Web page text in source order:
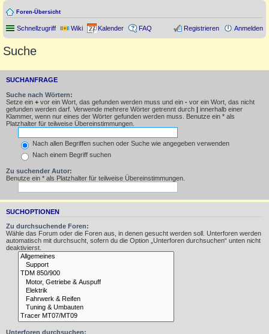
Foren-Übersicht
Schnellzugriff Wiki Kalender FAQ Anmelden
Registrieren
Suche
SUCHANFRAGE
Suche nach Wörtern:
Setze ein + vor ein Wort, das gefunden werden muss und ein - vor ein Wort, das nicht
gefunden werden darf. Verwende mehrere Wörter getrennt durch | innerhalb einer
Klammer, wenn nur eines der Wörter gefunden werden muss. Benutze ein * als
Platzhalter für teilweise Übereinstimmungen.
Nach allen Begriffen suchen oder Suche wie angegeben verwenden
Nach einem Begriff suchen
Zu suchender Autor:
Benutze ein * als Platzhalter für teilweise Übereinstimmungen.
SUCHOPTIONEN
Zu durchsuchende Foren:
Wähle das Forum oder die Foren aus, in denen gesucht werden soll. Unterforen werden
automatisch mit durchsucht, sofern du die Option „Unterforen durchsuchen“ unten nicht
deaktivierst.
Unterforen durchsuchen: